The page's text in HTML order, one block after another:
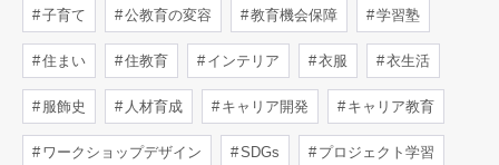
子育て 公教育の変容 教育機会保障 学習塾
住まい 住教育 インテリア 衣服 衣生活
服飾史 人材育成 キャリア開発 キャリア教育
ワークショップデザイン SDGs プロジェクト学習